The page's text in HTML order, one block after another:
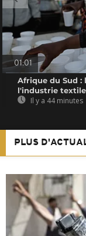
01:01
Afrique du Sud
l'industrie textile
Il y a 44 minutes
PLUS